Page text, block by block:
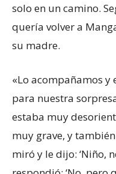
solo en un camino.
quería volver a
su madre.
«Lo acompañamos y
para nuestra
estaba muy
muy grave, y
miró y le dijo: ‘Niño,